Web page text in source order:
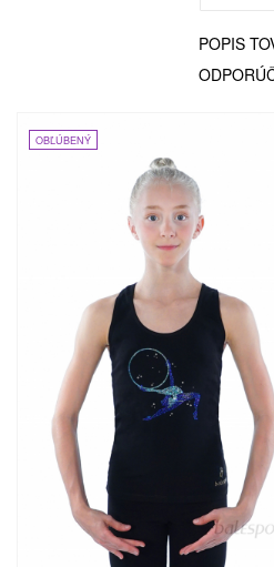
POPIS
OBĽÚBENÝ